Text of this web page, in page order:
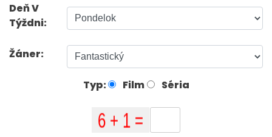
Deň V
Týždni:
Žáner:
Typ: Film Séria